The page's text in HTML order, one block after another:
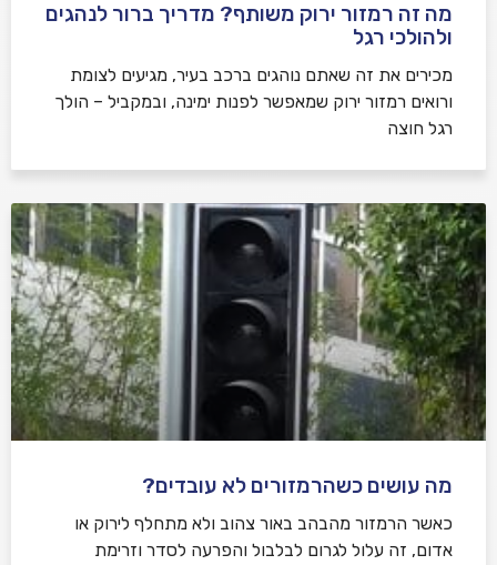
מה זה רמזור ירוק משותף? מדריך ברור לנהגים
ולהולכי רגל
מכירים את זה שאתם נוהגים ברכב בעיר, מגיעים לצומת
ורואים רמזור ירוק שמאפשר לפנות ימינה, ובמקביל – הולך
רגל חוצה
מה עושים כשהרמזורים לא עובדים?
כאשר הרמזור מהבהב באור צהוב ולא מתחלף לירוק או
אדום, זה עלול לגרום לבלבול והפרעה לסדר וזרימת